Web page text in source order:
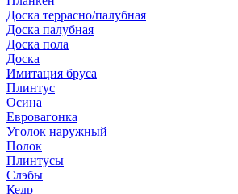
Доска террасно/палубная
Доска палубная
Доска пола
Доска
Имитация бруса
Плинтус
Осина
Евровагонка
Уголок наружный
Полок
Плинтусы
Слэбы
Кедр